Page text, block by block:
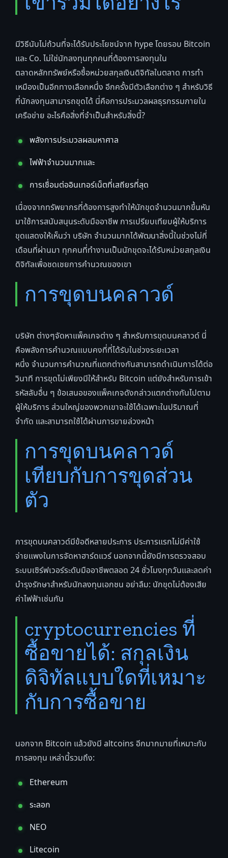
มีวิธีนับไม่ถ้วนที่จะได้รับประโยชน์จาก hype โดยรอบ Bitcoin
และ Co. ไม่ใช่นักลงทุนทุกคนที่ต้องการลงทุนใน
ตลาดหลักทรัพย์หรือซื้อหน่วยสกุลเงินดิจิทัลในตลาด การทำ
เหมืองเป็นอีกทางเลือกหนึ่ง อีกครั้งมีตัวเลือกต่าง ๆ สำหรับวิธี
ที่นักลงทุนสามารถขุดได้ นี่คือการประมวลผลธุรกรรมภายใน
เครือข่าย อะไรคือสิ่งที่จำเป็นสำหรับสิ่งนี้?
พลังการประมวลผลมหาศาล
ไฟฟ้าจำนวนมากและ
การเชื่อมต่ออินเทอร์เน็ตที่เสถียรที่สุด
เนื่องจากทรัพยากรที่ต้องการสูงทำให้นักขุดจำนวนมากขึ้นหัน
มาใช้การสนับสนุนระดับมืออาชีพ การเปรียบเทียบผู้ให้บริการ
ขุดแสดงให้เห็นว่า บริษัท จำนวนมากได้พัฒนาสิ่งนี้ในช่วงไม่กี่
เดือนที่ผ่านมา ทุกคนที่ทำงานเป็นนักขุดจะได้รับหน่วยสกุลเงิน
ดิจิทัลเพื่อชดเชยการคำนวณของเขา
การขุดบนคลาวด์
บริษัท ต่างๆจัดหาแพ็คเกจต่าง ๆ สำหรับการขุดบนคลาวด์ นี่
คือพลังการคำนวณแบบคงที่ที่ได้รับในช่วงระยะเวลา
หนึ่ง จำนวนการคำนวณที่แตกต่างกันสามารถดำเนินการได้ต่อ
วินาที การขุดไม่เพียงมีให้สำหรับ Bitcoin แต่ยังสำหรับการเข้า
รหัสลับอื่น ๆ ข้อเสนอของแพ็คเกจดังกล่าวแตกต่างกันไปตาม
ผู้ให้บริการ ส่วนใหญ่ของพวกเขาจะใช้ได้เฉพาะในปริมาณที่
จำกัด และสามารถใช้ได้ผ่านการขายล่วงหน้า
การขุดบนคลาวด์
เทียบกับการขุดส่วน
ตัว
การขุดบนคลาวด์มีข้อดีหลายประการ ประการแรกไม่มีค่าใช้
จ่ายแพงในการจัดหาฮาร์ดแวร์ นอกจากนี้ยังมีการตรวจสอบ
ระบบเซิร์ฟเวอร์ระดับมืออาชีพตลอด 24 ชั่วโมงทุกวันและลดค่า
บำรุงรักษาสำหรับนักลงทุนเอกชน อย่าลืม: นักขุดไม่ต้องเสีย
ค่าไฟฟ้าเช่นกัน
cryptocurrencies ที่
ซื้อขายได้: สกุลเงิน
ดิจิทัลแบบใดที่เหมาะ
กับการซื้อขาย
นอกจาก Bitcoin แล้วยังมี altcoins อีกมากมายที่เหมาะกับ
การลงทุน เหล่านี้รวมถึง:
Ethereum
ระลอก
NEO
Litecoin